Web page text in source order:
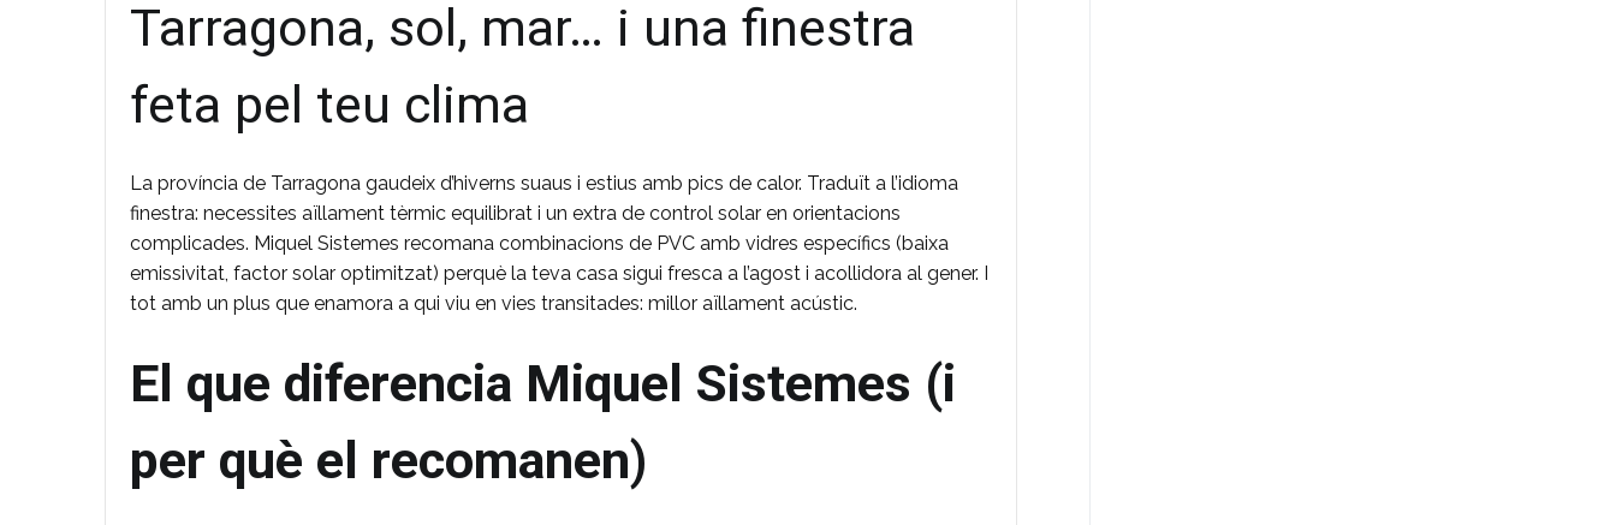
Tarragona, sol, mar… i una finestra
feta pel teu clima
La província de Tarragona gaudeix d’hiverns suaus i estius amb pics de calor. Traduït a l’idioma
finestra: necessites aïllament tèrmic equilibrat i un extra de control solar en orientacions
complicades. Miquel Sistemes recomana combinacions de PVC amb vidres específics (baixa
emissivitat, factor solar optimitzat) perquè la teva casa sigui fresca a l’agost i acollidora al gener. I
tot amb un plus que enamora a qui viu en vies transitades: millor aïllament acústic.
El que diferencia Miquel Sistemes (i
per què el recomanen)